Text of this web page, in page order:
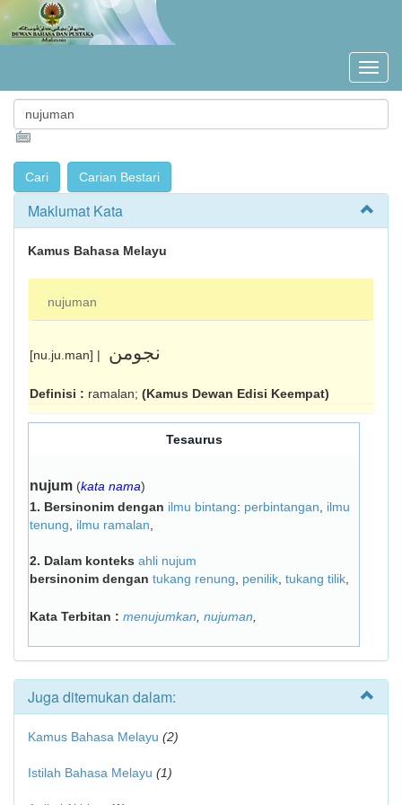
Maklumat Kata
Kamus Bahasa Melayu
nujuman
[nu.ju.man] | نجومن
Definisi : ramalan; (Kamus Dewan Edisi Keempat)
Tesaurus
nujum (kata nama)
1. Bersinonim dengan ilmu bintang: perbintangan
ilmu
tenung
ilmu ramalan
2. Dalam konteks ahli nujum
bersinonim dengan tukang renung penilik tukang tilik
Kata Terbitan : menujumkan nujuman
Juga ditemukan dalam:
Kamus Bahasa Melayu (2)
Istilah Bahasa Melayu (1)